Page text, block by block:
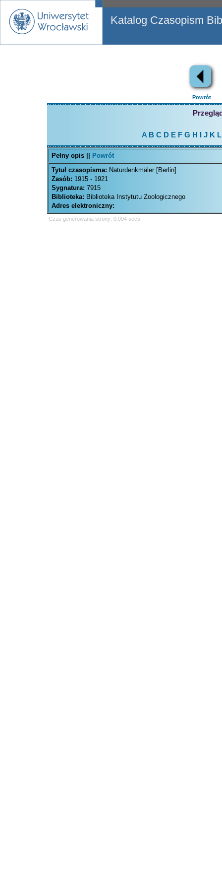
Katalog Czasopism
Powrót
A B C D EFG H J K L
Pełny opis ||
Powrót
Tytuł czasopisma: Naturdenkmäler [Berlin]
Zasób: 1915 - 1921
Sygnatura: 7915
Biblioteka: Biblioteka Instytutu Zoologicznego
Adres elektroniczny:
Czas generowania strony: 0.004 secs.